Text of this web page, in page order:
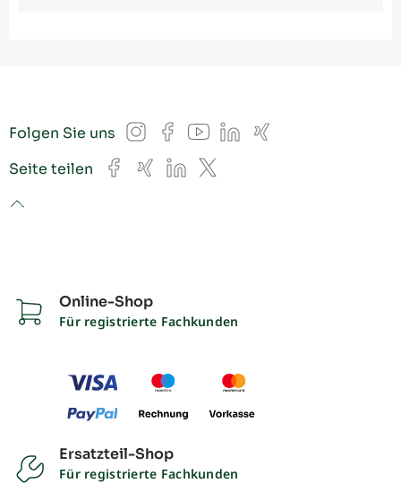
Folgen Sie uns Instagram
Facebook
YouTube
LinkedIn
Xing
Seite teilen Facebook
XingLinkedIn
X
to top
Online-Shop
Für registrierte Fachkunden
Ersatzteil-Shop
Für registrierte Fachkunden